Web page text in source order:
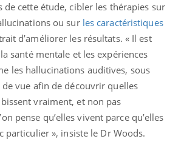
de cette étude, cibler les thérapies sur
ou sur les caractéristiques
d’améliorer les résultats. « Il est
santé mentale et les expériences
les hallucinations auditives, sous
vue afin de découvrir quelles
vraiment, et non pas
pense qu’elles vivent parce qu’elles
particulier », insiste le Dr Woods.